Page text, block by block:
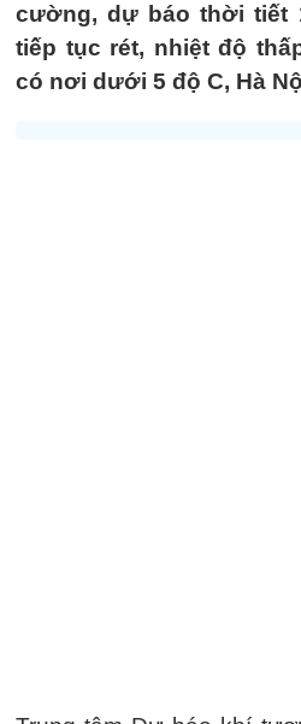
cường, dự báo thời tiết
tiếp tục rét, nhiệt độ
có nơi dưới 5 độ C, Hà